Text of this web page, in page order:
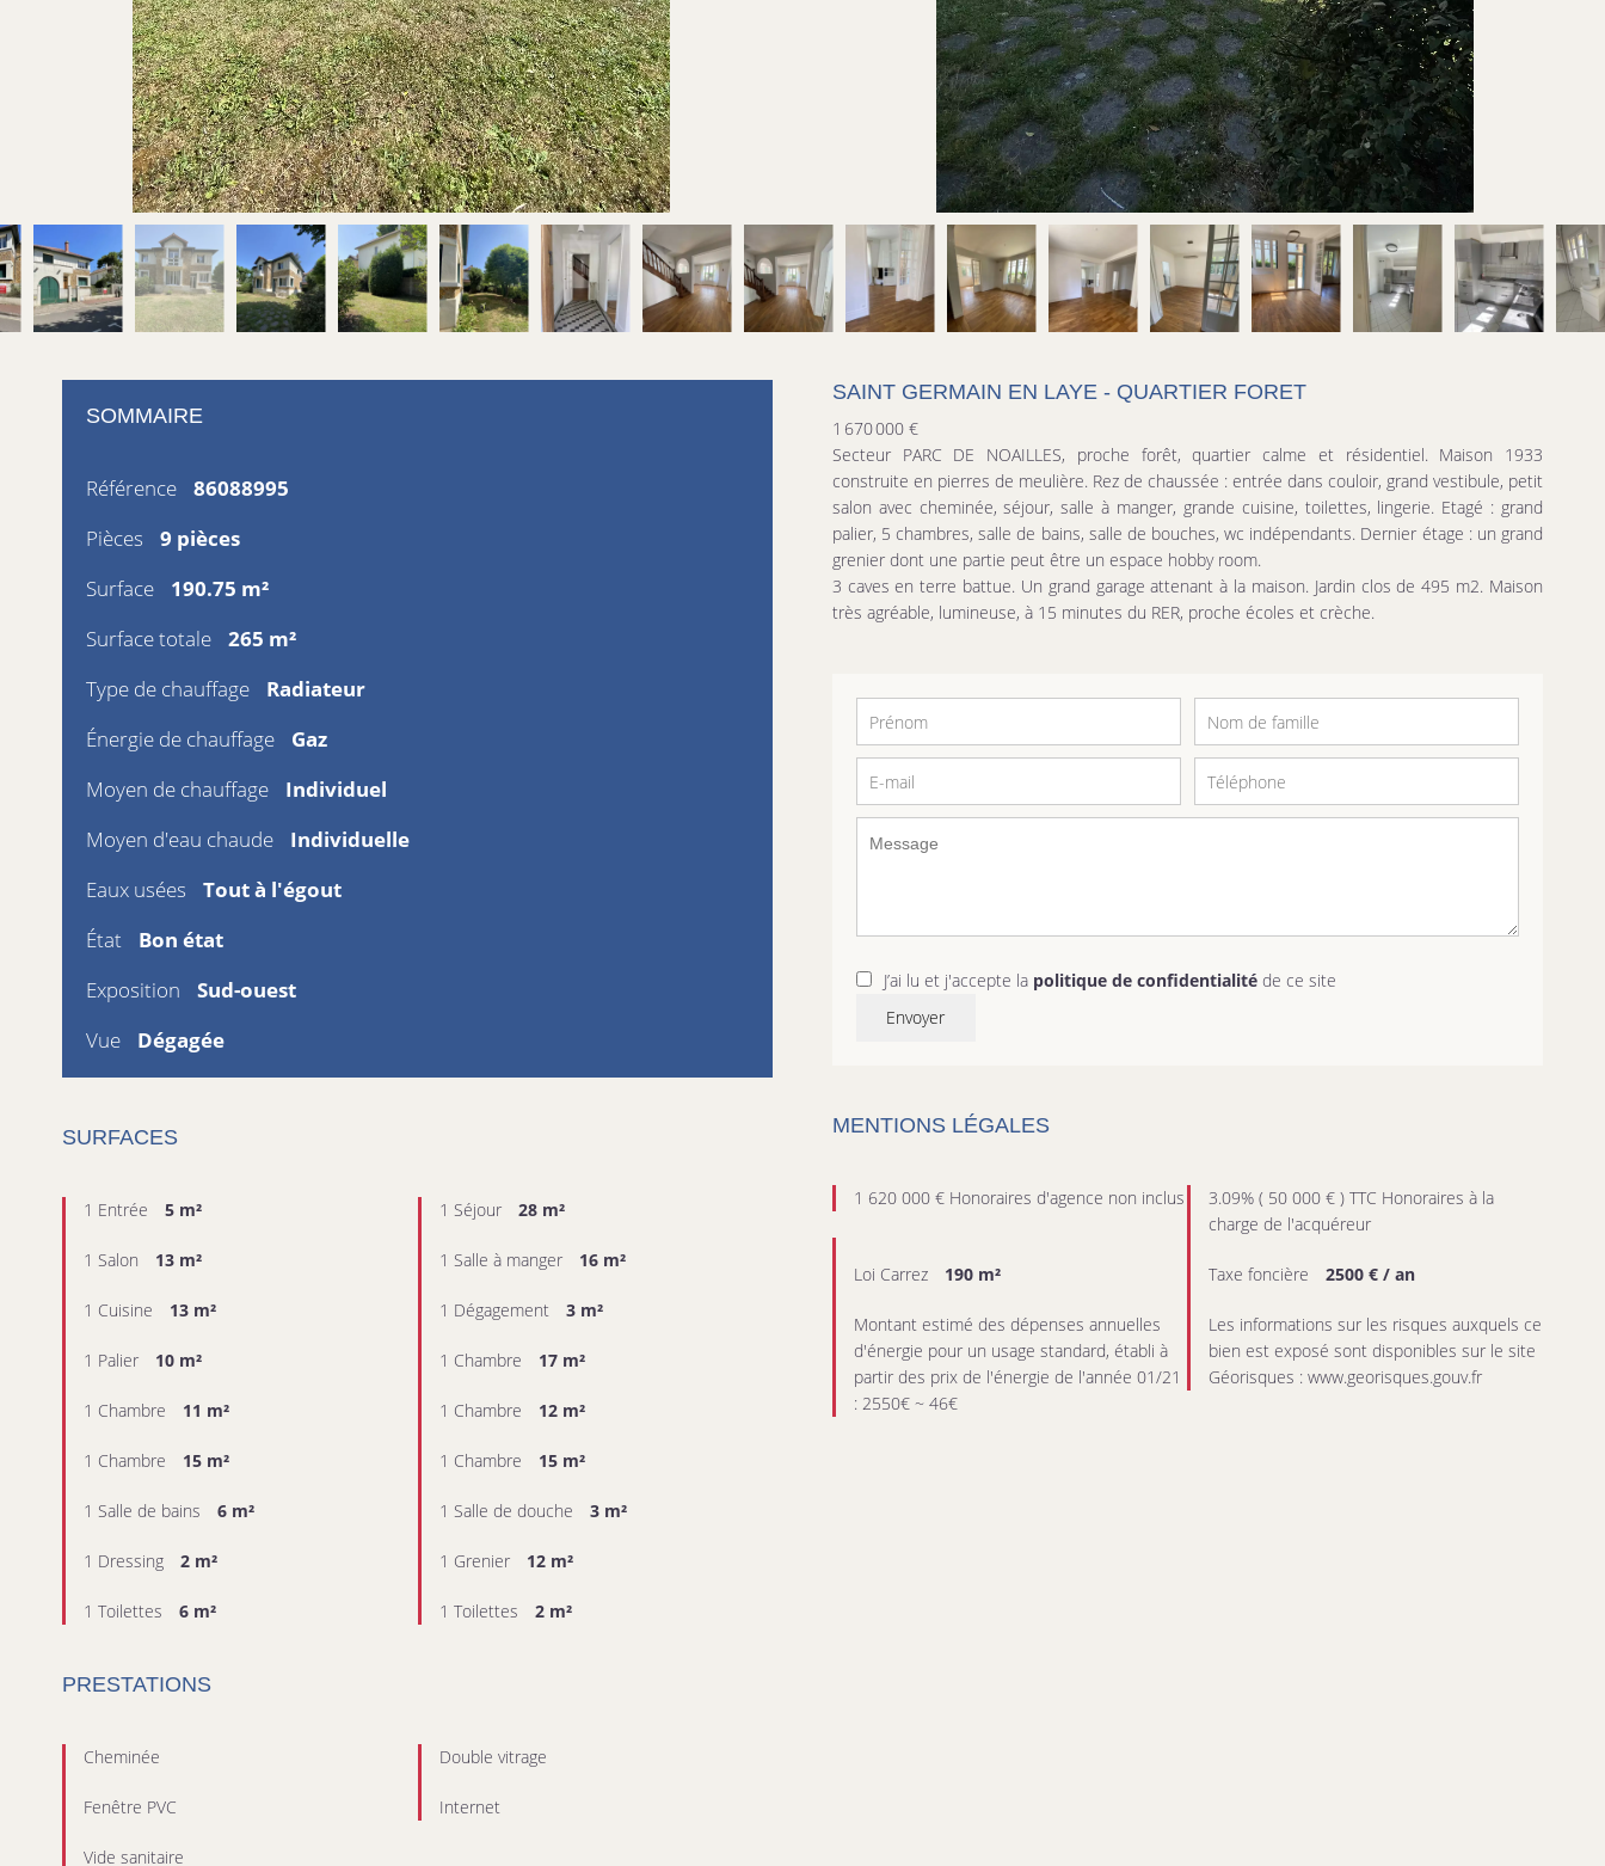
SOMMAIRE
Référence
86088995
Pièces
9 pièces
Surface
190.75 m²
Surface totale
265 m²
Type de chauffage
Radiateur
Énergie de chauffage
Gaz
Moyen de chauffage
Individuel
Moyen d'eau chaude
Individuelle
Eaux usées
Tout à l'égout
État
Bon état
Exposition
Sud-ouest
Vue
Dégagée
SURFACES
1 Entrée 5 m² 1 Séjour 28 m²
1 Salon 13 m² 1 Salle à manger 16 m²
1 Cuisine 13 m² 1 Dégagement 3 m²
1 Palier 10 m² 1 Chambre 17 m²
1 Chambre 11 m² 1 Chambre 12 m²
1 Chambre 15 m² 1 Chambre 15 m²
1 Salle de bains 6 m² 1 Salle de douche 3 m²
1 Dressing 2 m² 1 Grenier 12 m²
1 Toilettes 6 m² 1 Toilettes 2 m²
PRESTATIONS
Cheminée Double vitrage
Fenêtre PVC Internet
Vide sanitaire
SAINT GERMAIN EN LAYE - QUARTIER FORET
1 670 000 €
Secteur PARC DE NOAILLES, proche forêt, quartier calme et résidentiel. Maison 1933
construite en pierres de meulière. Rez de chaussée : entrée dans couloir, grand vestibule, petit
salon avec cheminée, séjour, salle à manger, grande cuisine, toilettes, lingerie. Etagé : grand
palier, 5 chambres, salle de bains, salle de bouches, wc indépendants. Dernier étage : un grand
grenier dont une partie peut être un espace hobby room.
3 caves en terre battue. Un grand garage attenant à la maison. Jardin clos de 495 m2. Maison
très agréable, lumineuse, à 15 minutes du RER, proche écoles et crèche.
J’ai lu et j'accepte la politique de confidentialitéde ce site
Envoyer
MENTIONS LÉGALES
1 620 000 € Honoraires d'agence non inclus
3.09% ( 50 000 € ) TTC Honoraires à la
charge de l'acquéreur
Loi Carrez 190 m² Taxe foncière 2500 € / an
Montant estimé des dépenses annuelles
d'énergie pour un usage standard, établi à
partir des prix de l'énergie de l'année 01/21
: 2550€ ~ 46€
Les informations sur les risques auxquels ce
bien est exposé sont disponibles sur le site
Géorisques : www.georisques.gouv.fr